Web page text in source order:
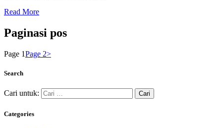
Read More
Paginasi pos
Page 1Page 2>
Search
Cari untuk:
Categories